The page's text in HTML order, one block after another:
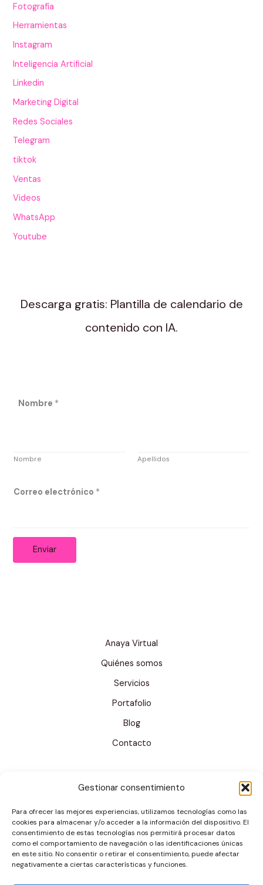
Gestionar consentimiento
Para ofrecer las mejores experiencias, utilizamos tecnologías como las
cookies para almacenar y/o acceder a la información del dispositivo. El
consentimiento de estas tecnologías nos permitirá procesar datos
como el comportamiento de navegación o las identificaciones únicas
en este sitio. No consentir o retirar el consentimiento, puede afectar
negativamente a ciertas características y funciones.
Fotografía
Herramientas
Instagram
Inteligencia Artificial
Linkedin
Marketing Digital
Redes Sociales
Telegram
tiktok
Ventas
Videos
WhatsApp
Youtube
Descarga gratis: Plantilla de calendario de
contenido con IA.
Nombre *
Nombre Apellidos
Correo electrónico *
Enviar
Anaya Virtual
Quiénes somos
Servicios
Portafolio
Blog
Contacto